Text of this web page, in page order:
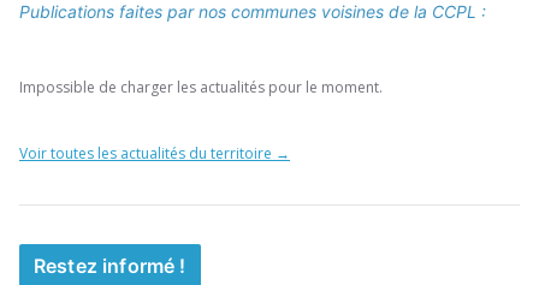
Publications faites par nos communes voisines de la CCPL :
Impossible de charger les actualités pour le moment.
Voir toutes les actualités du territoire →
Restez informé !